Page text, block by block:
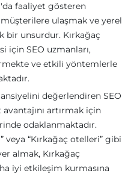
faaliyet gösteren
ulaşmak ve yerel
bir unsurdur. Kırkağaç
için SEO uzmanları,
ve etkili yöntemlerle
değerlendiren SEO
artırmak için
odaklanmaktadır.
veya “Kırkağaç otelleri” gibi
almak, Kırkağaç
iyi etkileşim kurmasına